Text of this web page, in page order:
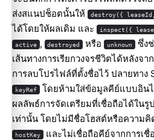
ส่งสแนปช็อตนั้นให้
destroy({
ได้โดยให้ผลเดิม และ
inspect({
active , destroyed หรือ unknown ซึ่งช่
เส้นทางการเรียกวงจรชีวิตได้หลังจ
การลบโปรไฟล์ที่ตั้งชื่อไว้ ปลายทาง
keyRef โดยห้ามใส่ข้อมูลคีย์แบบอิน
ผลลัพธ์การจัดเตรียมที่เชื่อถือได้ในรู
เท่านั้น โดยไม่มีชื่อโฮสต์หรือความ
hostKey และไม่เชื่อถือคีย์จากการเ